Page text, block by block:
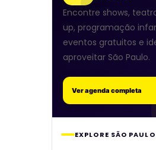
Encontre shows,
up, programação
eventos gratuitos e
aproveitar São Paulo.
Ver agenda completa
EXPLORE SÃO PAULO